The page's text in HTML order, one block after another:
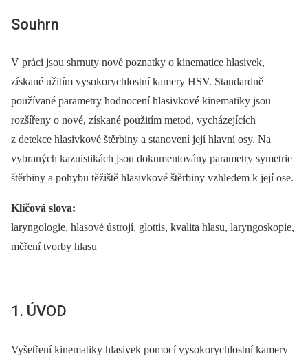
Souhrn
V práci jsou shrnuty nové poznatky o kinematice hlasivek,
získané užitím vysokorychlostní kamery HSV. Standardně
používané parametry hodnocení hlasivkové kinematiky jsou
rozšířeny o nové, získané použitím metod, vycházejících
z detekce hlasivkové štěrbiny a stanovení její hlavní osy. Na
vybraných kazuistikách jsou dokumentovány parametry symetrie
štěrbiny a pohybu těžiště hlasivkové štěrbiny vzhledem k její ose.
Klíčová slova:
laryngologie, hlasové ústrojí, glottis, kvalita hlasu, laryngoskopie,
měření tvorby hlasu
1. ÚVOD
Vyšetření kinematiky hlasivek pomocí vysokorychlostní kamery